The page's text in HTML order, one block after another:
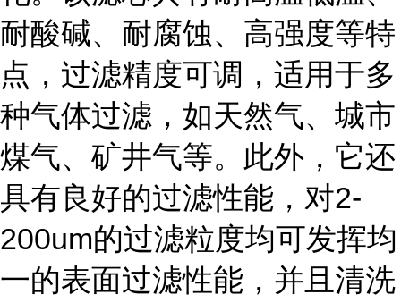
耐酸碱、耐腐蚀、高强度等特
点，过滤精度可调，适用于多
种气体过滤，如天然气、城市
煤气、矿井气等。此外，它还
具有良好的过滤性能，对2-
200um的过滤粒度均可发挥均
一的表面过滤性能，并且清洗